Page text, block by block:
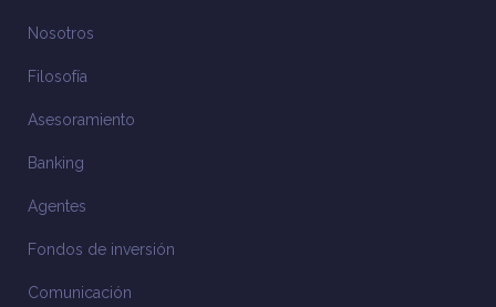
Nosotros
Filosofía
Asesoramiento
Banking
Agentes
Fondos de inversión
Comunicación